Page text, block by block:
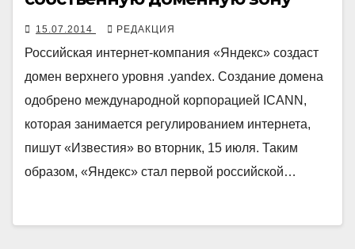
15.07.2014 РЕДАКЦИЯ
Российская интернет-компания «Яндекс» создаст
домен верхнего уровня .yandex. Создание домена
одобрено международной корпорацией ICANN,
которая занимается регулированием интернета,
пишут «Известия» во вторник, 15 июля. Таким
образом, «Яндекс» стал первой российской…